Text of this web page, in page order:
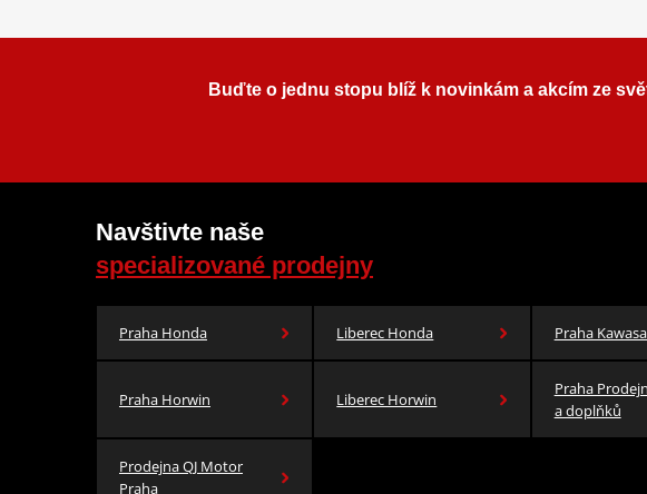
Buďte o jednu stopu blíž k novinkám a akcím ze
Navštivte naše
specializované prodejny
Praha Honda Liberec Honda Praha
Praha Horwin Liberec Horwin
Praha
a doplňků
Prodejna QJ Motor
Praha